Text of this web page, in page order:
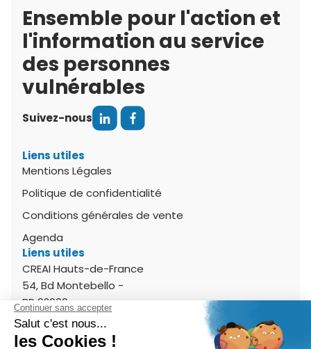
Ensemble pour l'action et
l'information au service
des personnes
vulnérables
Suivez-nous
Liens utiles
Mentions Légales
Politique de confidentialité
Conditions générales de vente
Agenda
Liens utiles
CREAI Hauts-de-France
54, Bd Montebello -
BP 92009
59011 Lille Cedex
Tél. 03 20 17 03 03